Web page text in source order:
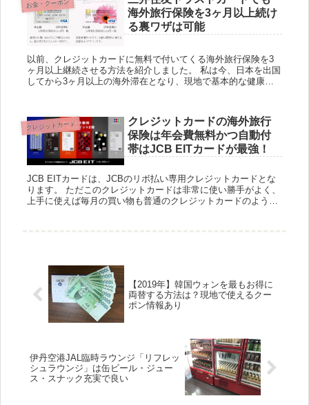
お金・クーポン
海外旅行保険を3ヶ月以上続け
る裏ワザは可能
以前、クレジットカードに無料で付いてくる海外旅行保険を3
ヶ月以上継続させる方法を紹介しました。 私は今、日本を出国
してから3ヶ月以上の海外滞在となり、現地で基本的な健康保
クレジットカード
クレジットカードの海外旅行
保険は年会費無料かつ自動付
帯はJCB EITカードが最強！
JCB EITカードは、JCBのリボ払い専用クレジットカードとな
ります。 ただこのクレジットカードは非常に使い勝手がよく、
上手に使えば毎月の買い物も普通のクレジットカードのように
【2019年】韓国ウォンを最もお得に
両替する方法は？現地で使えるクー
ポン情報あり
伊丹空港JAL臨時ラウンジ「リフレッ
シュラウンジ」は缶ビール・ジュー
ス・スナック充実で良い